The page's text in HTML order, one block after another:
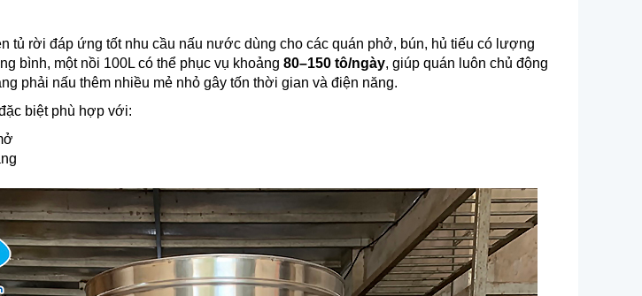
tủ rời đáp ứng tốt nhu cầu nấu nước dùng cho các quán phở, bún, hủ tiếu có lượng
bình, một nồi 100L có thể phục vụ khoảng 80–150 tô/ngày, giúp quán luôn chủ động
phải nấu thêm nhiều mẻ nhỏ gây tốn thời gian và điện năng.
biệt phù hợp với: